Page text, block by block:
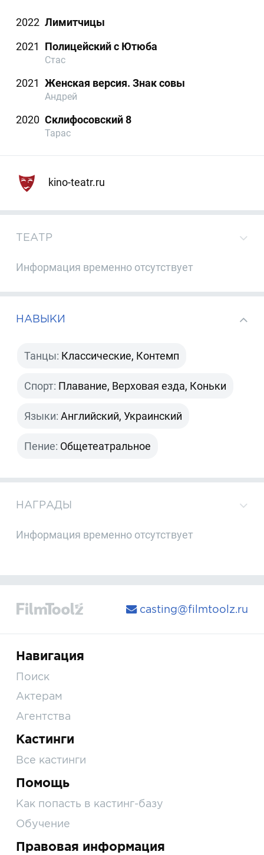
2022 Лимитчицы
2021
Полицейский с Ютюба
Стас
2021 Женская версия. Знак совы
Андрей
2020 Склифосовский 8
Тарас
kino-teatr.ru
ТЕАТР
Информация временно отсутствует
НАВЫКИ
Танцы: Классические, Контемп
Спорт: Плавание, Верховая езда, Коньки
Языки: Английский, Украинский
Пение: Общетеатральное
НАГРАДЫ
Информация временно отсутствует
casting@filmtoolz.ru
Навигация
Поиск
Актерам
Агентства
Кастинги
Все кастинги
Помощь
Как попасть в кастинг-базу
Обучение
Правовая информация